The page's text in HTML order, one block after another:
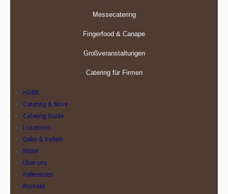
Messecatering
Fingerfood & Canape
Großveranstaltungen
Catering für Firmen
HOME
Catering & More
Catering Guide
Locations
Deko & Verleih
Bilder
Über uns
Referenzen
Kontakt